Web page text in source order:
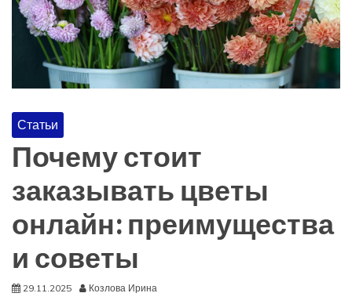
Статьи
Почему стоит
заказывать цветы
онлайн: преимущества
и советы
29.11.2025 Козлова Ирина